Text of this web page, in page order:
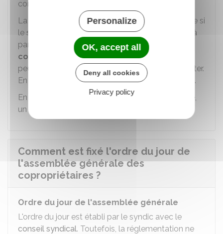
convocation.
La présentation de plusieurs devis est obligatoire si
le syndicat des copropriétairesa voté
à
partir duquel il doit y avoir une mise en
concurrence des entreprises. Cette décision
peut fixer le nombre minimum de devis à présenter.
En l'absence de précision, 2 devis sont suffisants.
En l'absence de mise en concurrence obligatoire,
un seul devis peut être joint à la convocation.
Comment est fixé l'ordre du jour de
l'assemblée générale des
copropriétaires ?
Ordre du jour de l'assemblée générale
L'ordre du jour est établi par le syndic avec le
conseil syndical. Toutefois, la réglementation ne
Personalize
OK, accept all
Deny all cookies
Privacy policy